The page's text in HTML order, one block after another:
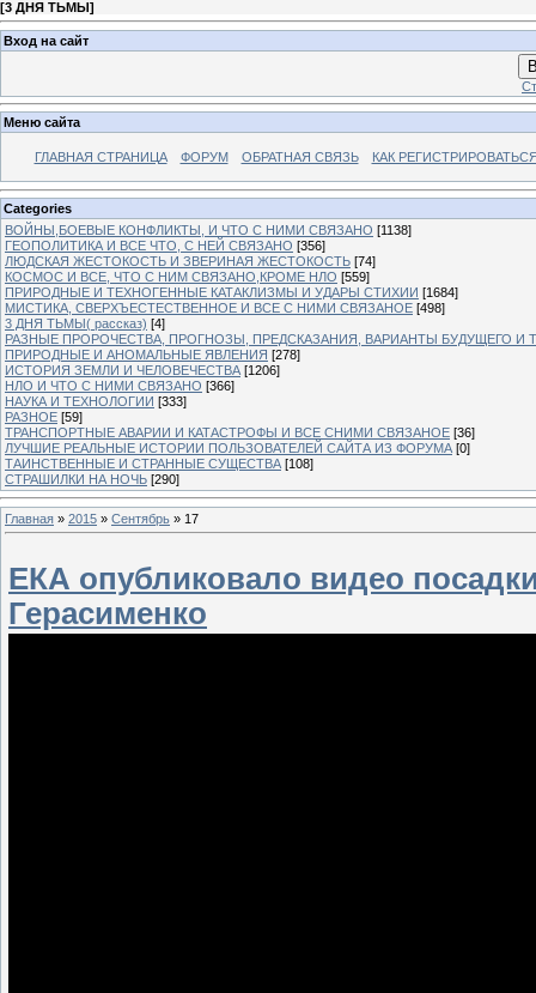
[3 ДНЯ ТЬМЫ]
Вход на сайт
Меню сайта
ГЛАВНАЯ СТРАНИЦА ФОРУМ ОБРАТНАЯ СВЯЗЬ КАК
Categories
ВОЙНЫ,БОЕВЫЕ КОНФЛИКТЫ, И ЧТО С НИМИ СВЯЗАНО [1138]
ГЕОПОЛИТИКА И ВСЕ ЧТО, С НЕЙ СВЯЗАНО [356]
ЛЮДСКАЯ ЖЕСТОКОСТЬ И ЗВЕРИНАЯ ЖЕСТОКОСТЬ [74]
КОСМОС И ВСЕ, ЧТО С НИМ СВЯЗАНО,КРОМЕ НЛО [559]
ПРИРОДНЫЕ И ТЕХНОГЕННЫЕ КАТАКЛИЗМЫ И УДАРЫ СТИХИИ [1684]
МИСТИКА, СВЕРХЪЕСТЕСТВЕННОЕ И ВСЕ С НИМИ СВЯЗАНОЕ [498]
3 ДНЯ ТЬМЫ( рассказ) [4]
РАЗНЫЕ ПРОРОЧЕСТВА, ПРОГНОЗЫ, ПРЕДСКАЗАНИЯ, ВАРИАНТЫ БУДУЩЕГО И
ПРИРОДНЫЕ И АНОМАЛЬНЫЕ ЯВЛЕНИЯ [278]
ИСТОРИЯ ЗЕМЛИ И ЧЕЛОВЕЧЕСТВА [1206]
НЛО И ЧТО С НИМИ СВЯЗАНО [366]
НАУКА И ТЕХНОЛОГИИ [333]
РАЗНОЕ [59]
ТРАНСПОРТНЫЕ АВАРИИ И КАТАСТРОФЫ И ВСЕ СНИМИ СВЯЗАНОЕ [36]
ЛУЧШИЕ РЕАЛЬНЫЕ ИСТОРИИ ПОЛЬЗОВАТЕЛЕЙ САЙТА ИЗ ФОРУМА [0]
ТАИНСТВЕННЫЕ И СТРАННЫЕ СУЩЕСТВА [108]
СТРАШИЛКИ НА НОЧЬ [290]
Главная » 2015 » Сентябрь » 17
​ЕКА опубликовало видео
Герасименко